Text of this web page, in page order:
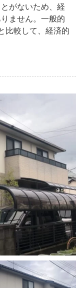
がないため、経
ません。一般的
比較して、経済的